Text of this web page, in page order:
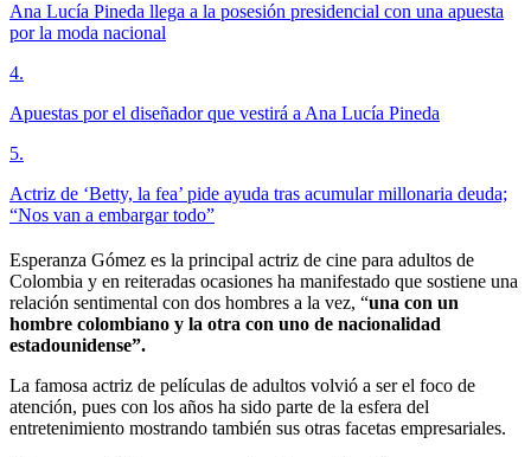
Ana Lucía Pineda llega a la posesión presidencial con una apuesta
por la moda nacional
4.
Apuestas por el diseñador que vestirá a Ana Lucía Pineda
5.
Actriz de ‘Betty, la fea’ pide ayuda tras acumular millonaria deuda;
“Nos van a embargar todo”
Esperanza Gómez es la principal actriz de cine para adultos de
Colombia y en reiteradas ocasiones ha manifestado que sostiene una
relación sentimental con dos hombres a la vez, “una con un
hombre colombiano y la otra con uno de nacionalidad
estadounidense”.
La famosa actriz de películas de adultos volvió a ser el foco de
atención, pues con los años ha sido parte de la esfera del
entretenimiento mostrando también sus otras facetas empresariales.